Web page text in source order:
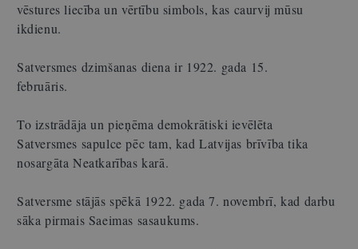
vēstures liecība un vērtību simbols, kas caurvij mūsu
ikdienu.
Satversmes dzimšanas diena ir 1922. gada 15.
februāris.
To izstrādāja un pieņēma demokrātiski ievēlēta
Satversmes sapulce pēc tam, kad Latvijas brīvība tika
nosargāta Neatkarības karā.
Satversme stājās spēkā 1922. gada 7. novembrī, kad darbu
sāka pirmais Saeimas sasaukums.